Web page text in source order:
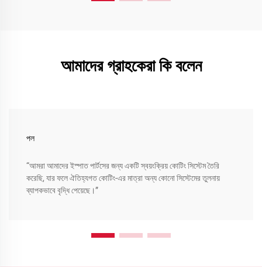
আমাদের গ্রাহকেরা কি বলেন
পল
“আমরা আমাদের ইস্পাত পার্টসের জন্য একটি স্বয়ংক্রিয় কোটিং সিস্টেম তৈরি
করেছি, যার ফলে ঐতিহ্যগত কোটিং-এর মাত্রা অন্য কোনো সিস্টেমের তুলনায়
ব্যাপকভাবে বৃদ্ধি পেয়েছে।”